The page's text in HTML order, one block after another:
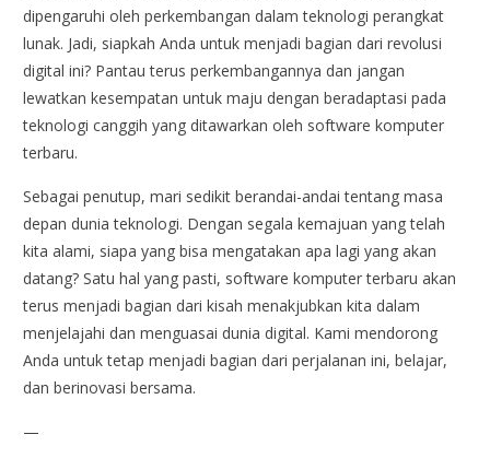
dipengaruhi oleh perkembangan dalam teknologi perangkat
lunak. Jadi, siapkah Anda untuk menjadi bagian dari revolusi
digital ini? Pantau terus perkembangannya dan jangan
lewatkan kesempatan untuk maju dengan beradaptasi pada
teknologi canggih yang ditawarkan oleh software komputer
terbaru.
Sebagai penutup, mari sedikit berandai-andai tentang masa
depan dunia teknologi. Dengan segala kemajuan yang telah
kita alami, siapa yang bisa mengatakan apa lagi yang akan
datang? Satu hal yang pasti, software komputer terbaru akan
terus menjadi bagian dari kisah menakjubkan kita dalam
menjelajahi dan menguasai dunia digital. Kami mendorong
Anda untuk tetap menjadi bagian dari perjalanan ini, belajar,
dan berinovasi bersama.
—